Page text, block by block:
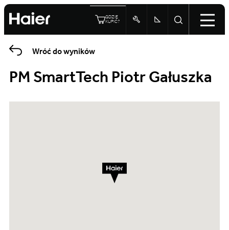
GDZIE
KUPIĆ?
Wróć do wyników
PM SmartTech Piotr Gałuszka